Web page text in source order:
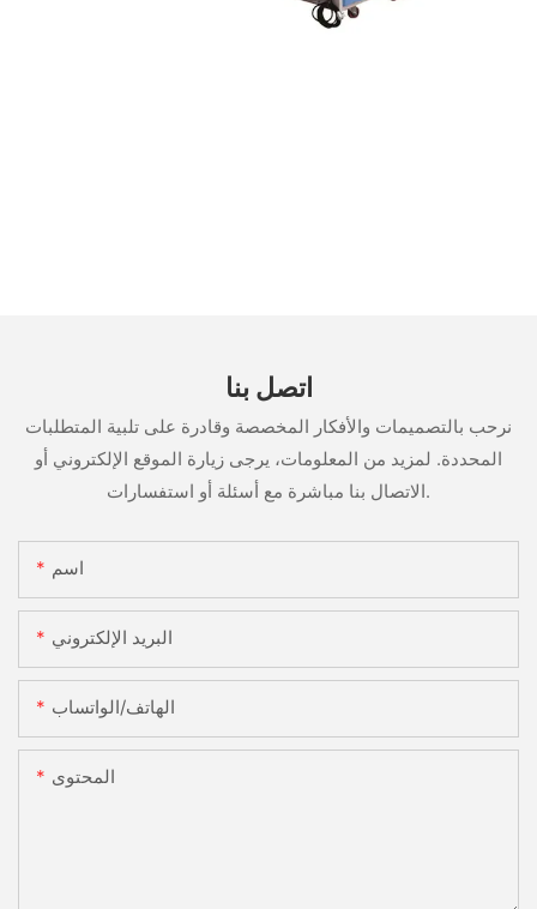
اتصل بنا
نرحب بالتصميمات والأفكار المخصصة وقادرة على تلبية المتطلبات
المحددة. لمزيد من المعلومات، يرجى زيارة الموقع الإلكتروني أو
الاتصال بنا مباشرة مع أسئلة أو استفسارات.
اسم
البريد الإلكتروني
الهاتف/الواتساب
المحتوى